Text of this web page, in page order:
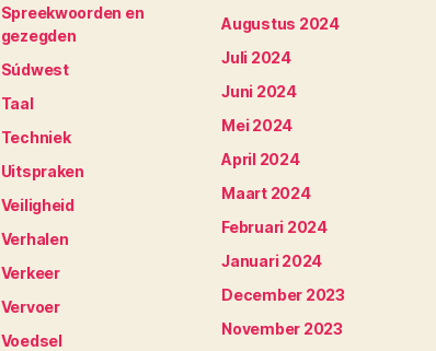
Spreekwoorden en
gezegden
Súdwest
Taal
Techniek
Uitspraken
Veiligheid
Verhalen
Verkeer
Vervoer
Voedsel
Augustus 2024
Juli 2024
Juni 2024
Mei 2024
April 2024
Maart 2024
Februari 2024
Januari 2024
December 2023
November 2023